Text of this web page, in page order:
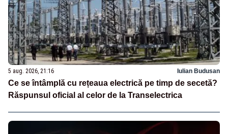
5 aug. 2026, 21:16 Iulian Budusan
Ce se întâmplă cu rețeaua electrică pe timp de secetă?
Răspunsul oficial al celor de la Transelectrica